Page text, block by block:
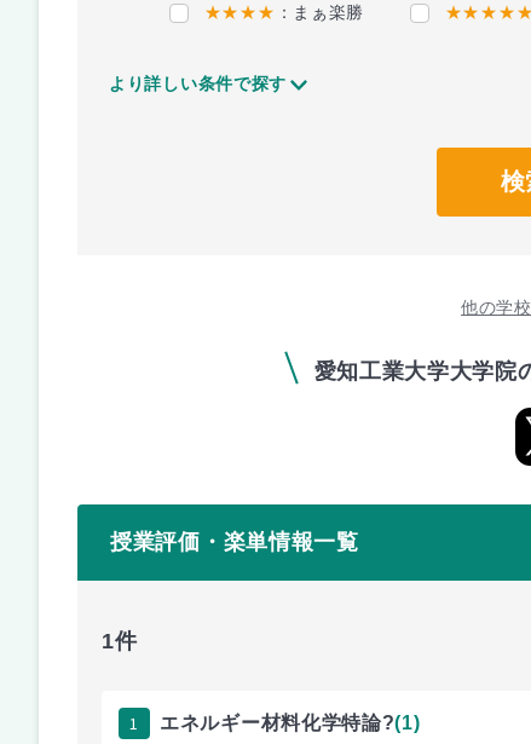
★★★★ ：まぁ楽勝 ★★★★★
より詳しい条件で探す
検
他の学
愛知工業大学大学院
授業評価・楽単情報一覧
1件
1 エネルギー材料化学特論?(1)